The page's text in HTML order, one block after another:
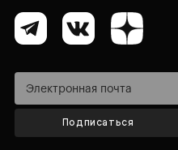
Подписаться